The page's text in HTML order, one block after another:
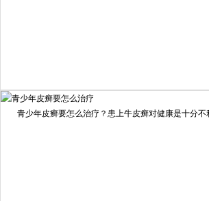
我要咨询我要预约
擅长：住院部主任 【个人简介】 肖建华，成都银康银屑
青少年皮癣要怎么治疗？患上牛皮癣对健康是十分不